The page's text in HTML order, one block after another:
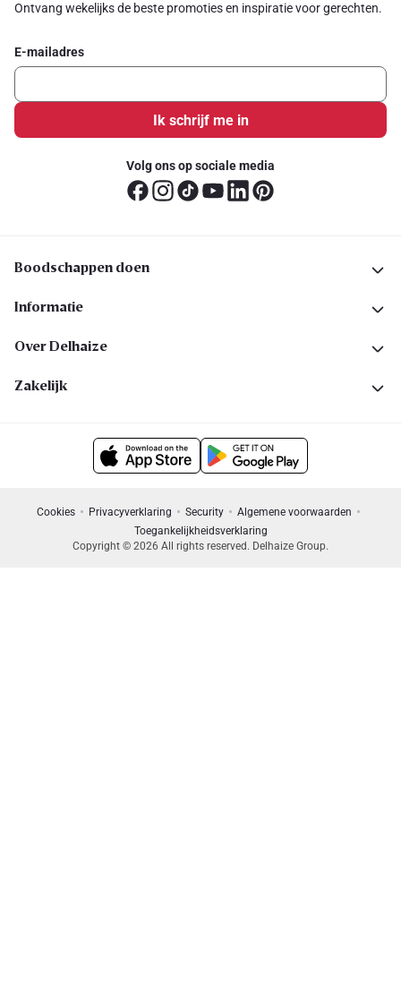
Ontvang wekelijks de beste promoties en inspiratie voor gerechten.
E-mailadres
Ik schrijf me in
Volg ons op sociale media
Boodschappen doen
Informatie
Over Delhaize
Zakelijk
Cookies Privacyverklaring Security
Algemene voorwaarden
Toegankelijkheidsverklaring
Copyright © 2026 All rights reserved. Delhaize Group.